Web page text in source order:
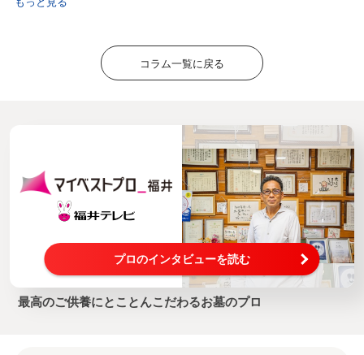
コラム一覧に戻る
プロのインタビューを読む
最高のご供養にとことんこだわるお墓のプロ